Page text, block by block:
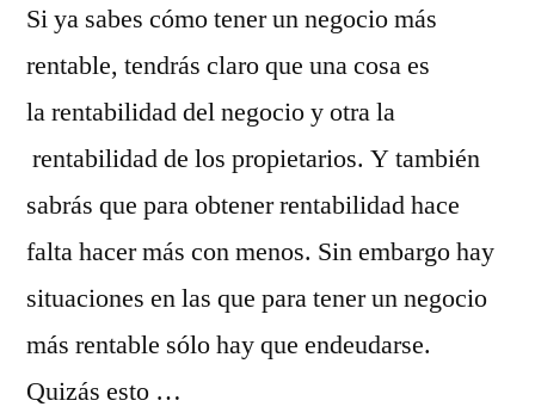
Si ya sabes cómo tener un negocio más
rentable, tendrás claro que una cosa es
la rentabilidad del negocio y otra la
rentabilidad de los propietarios. Y también
sabrás que para obtener rentabilidad hace
falta hacer más con menos. Sin embargo hay
situaciones en las que para tener un negocio
más rentable sólo hay que endeudarse.
Quizás esto …